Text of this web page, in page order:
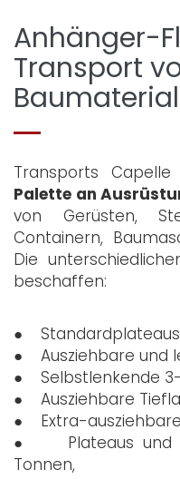
Anhänger-
Transport
Transports
Palette an
von Gerüsten,
Containern,
Die
beschaffen:
● Standardplateaus
● Ausziehbare und
● Selbstlenkende
● Ausziehbare
● Extra-
● Plateaus und
Tonnen,